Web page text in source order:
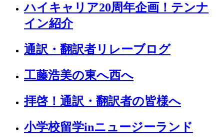
ハイキャリア20周年企画！テンナ
イン紹介
通訳・翻訳者リレーブログ
工藤浩美の東へ西へ
拝啓！通訳・翻訳者の皆様へ
小学校留学inニュージーランド